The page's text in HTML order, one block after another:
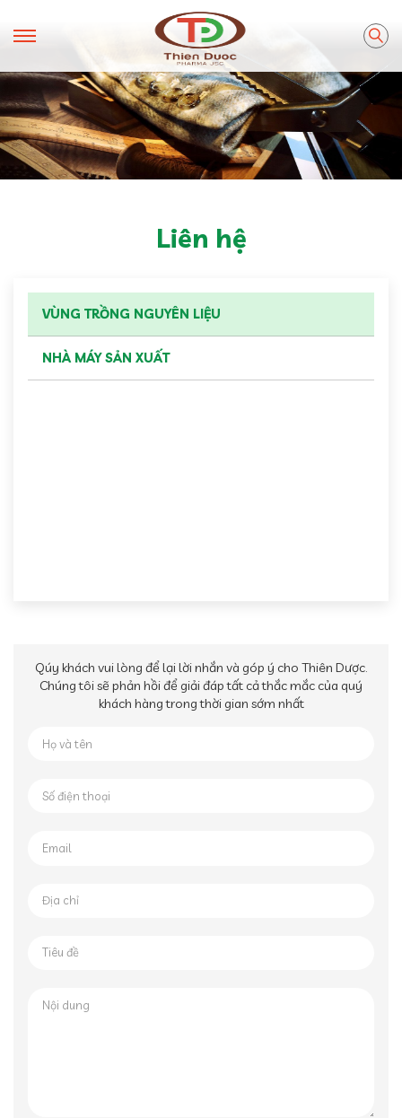
Liên hệ
VÙNG TRỒNG NGUYÊN LIỆU
NHÀ MÁY SẢN XUẤT
Qúy khách vui lòng để lại lời nhắn và góp ý cho Thiên Dược.
Chúng tôi sẽ phản hồi để giải đáp tất cả thắc mắc của quý
khách hàng trong thời gian sớm nhất